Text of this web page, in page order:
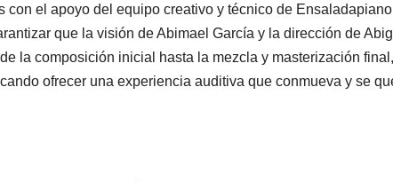
con el apoyo del equipo creativo y técnico de
que la visión de Abimael García y la dirección de
la composición inicial hasta la mezcla y masterización
ofrecer una experiencia auditiva que conmueva y se